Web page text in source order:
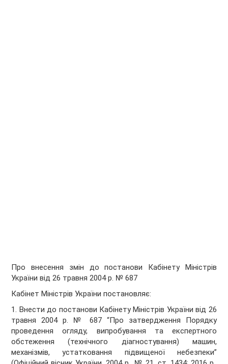
Про внесення змін до постанови Кабінету Міністрів
України від 26 травня 2004 р. № 687
Кабінет Міністрів Українипостановляє:
1. Внести до постанови Кабінету Міністрів України від 26
травня 2004 р. № 687 “Про затвердження Порядку
проведення огляду, випробування та експертного
обстеження (технічного діагностування) машин,
механізмів, устатковання підвищеної небезпеки”